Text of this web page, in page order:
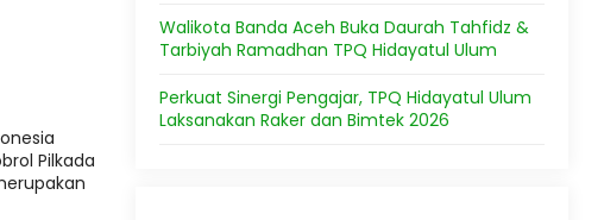
Pilkada
Walikota Banda Aceh Buka Daurah Tahfidz &
Tarbiyah Ramadhan TPQ Hidayatul Ulum
Perkuat Sinergi Pengajar, TPQ Hidayatul Ulum
Laksanakan Raker dan Bimtek 2026